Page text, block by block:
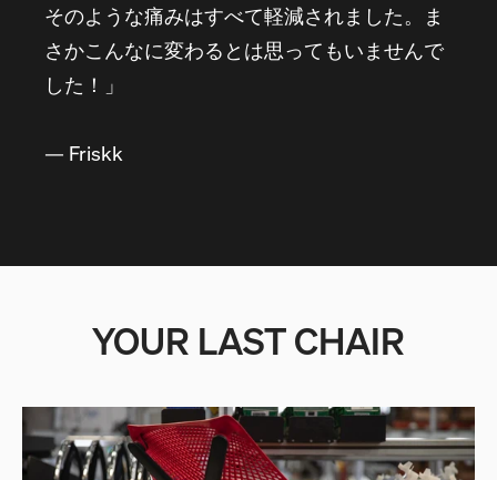
そのような痛みはすべて軽減されました。ま
さかこんなに変わるとは思ってもいませんで
した！」
— Friskk
YOUR LAST CHAIR